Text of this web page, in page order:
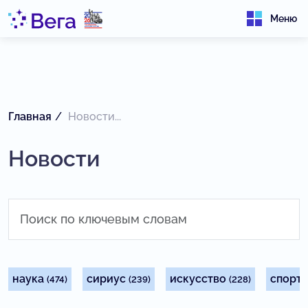
Меню
Главная Новости...
Новости
наука (474) сириус (239) искусство (228) спорт